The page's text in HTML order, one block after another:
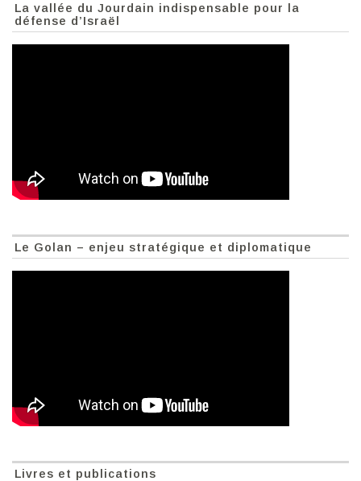
La vallée du Jourdain indispensable pour la
défense d’Israël
Le Golan – enjeu stratégique et diplomatique
Livres et publications